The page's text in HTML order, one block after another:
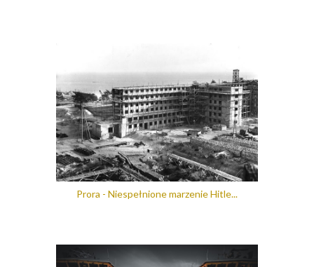
Prora - Niespełnione marzenie Hitle...